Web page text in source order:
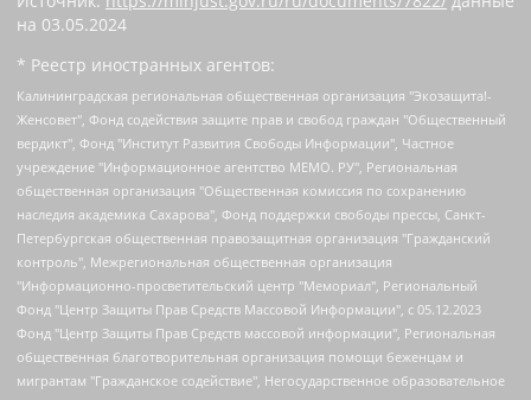
на 03.05.2024
* Реестр иностранных агентов:
Калининградская региональная общественная организация "Экозащита!-Женсовет", Фонд содействия защите прав и свобод граждан "Общественный вердикт", Фонд "Институт Развития Свободы Информации", Частное учреждение "Информационное агентство МЕМО. РУ", Региональная общественная организация "Общественная комиссия по сохранению наследия академика Сахарова", Фонд поддержки свободы прессы, Санкт-Петербургская общественная правозащитная организация "Гражданский контроль", Межрегиональная общественная организация "Информационно-просветительский центр "Мемориал", Региональный Фонд "Центр Защиты Прав Средств Массовой Информации", с 05.12.2023 Фонд "Центр Защиты Прав Средств массовой информации", Региональная общественная благотворительная организация помощи беженцам и мигрантам "Гражданское содействие", Негосударственное образовательное учреждение дополнительного профессионального образования (повышение квалификации) специалистов "АКАДЕМИЯ ПО ПРАВАМ ЧЕЛОВЕКА", Свердловская региональная общественная организация "Сутяжник", Автономная некоммерческая организация "Центр независимых социологических исследований", Союз общественных объединений "Российский исследовательский центр по правам человека", Региональное общественное учреждение научно-информационный центр "МЕМОРИАЛ", Некоммерческая организация "Фонд защиты гласности", Автономная некоммерческая организация "Институт прав человека", Городская общественная организация "Екатеринбургское общество "МЕМОРИАЛ", Городская общественная организация "Рязанское историко-просветительское и правозащитное общество "Мемориал" (Рязанский Мемориал), Челябинский региональный орган общественной самодеятельности – женское общественное объединение "Женщины Евразии", Челябинский региональный орган общественной самодеятельности "Уральская правозащитная группа", Фонд содействия защите здоровья и социальной справедливости имени Андрея Рылькова, Автономная Некоммерческая Организация "Аналитический Центр Юрия Левады", Автономная некоммерческая организация социальной поддержки населения "Проект Апрель", Региональная общественная организация помощи женщинам и детям, находящимся в кризисной ситуации "Информационно-методический центр "Анна", Фонд содействия развитию массовых коммуникаций и правовому просвещению "Так-так-Так", Фонд содействия устойчивому развитию "Серебряная тайга", Свердловский региональный общественный фонд социальных проектов "Новое время", "Idel.Реалии", Кавказ.Реалии, Крым.Реалии, Телеканал Настоящее Время, Татаро-башкирская служба Радио Свобода (Azatliq Radiosi), Радио Свободная Европа/Радио Свобода (PCE/PC), "Сибирь.Реалии", "Фактограф", Благотворительный фонд помощи осужденным и их семьям, Автономная некоммерческая организация "Институт глобализации и социальных движений", Фонд "В защиту прав заключенных", Частное учреждение "Центр поддержки и содействия развитию средств массовой информации", Пензенский региональный общественный благотворительный фонд "Гражданский союз", "Север.Реалии", Некоммерческая организация Фонд "Правовая инициатива", Общество с ограниченной ответственностью "Радио Свободная Европа/Радио Свобода", Чешское информационное агентство "MEDIUM-ORIENT", Красноярская региональная общественная организация "Мы против СПИДа", Камалягин Денис Николаевич, Маркелов Сергей Евгеньевич, Пономарев Лев Александрович, Савицкая Людмила Алексеевна, Автономная некоммерческая организация "Центр по работе с проблемой насилия "НАСИЛИЮ.НЕТ", Межрегиональный профессиональный союз работников здравоохранения "Альянс врачей", Юридическое лицо, зарегистрированное в Латвийской Республике, SIA "Medusa Project" (регистрационный номер 40103797863, дата регистрации 10.06.2014), Некоммерческая организация "Фонд по борьбе с коррупцией", Автономная некоммерческая организация "Институт права и публичной политики", Баданин Роман Сергеевич, Гликин Максим Александрович, Железнова Мария Михайловна, Лукьянова Юлия Сергеевна, Маетная Елизавета Витальевна, Маняхин Петр Борисович, Чуракова Ольга Владимировна, Ярош Юлия Петровна, Юридическое лицо "The Insider SIA", зарегистрированное в Риге, Латвийская Республика (дата регистрации 26.06.2015), являющееся администратором доменного имени интернет-издания "The Insider SIA", https://theins.ru, Постернак Алексей Евгеньевич, Рубин Михаил Аркадьевич, Анин Роман Александрович, Юридическое лицо Istories fonds, зарегистрированное в Латвийской Республике (регистрационный номер 50008295751, дата регистрации 24.02.2020), Великовский Дмитрий Александрович, Долинина Ирина Николаевна, Мароховская Алеся Алексеевна, Шлейнов Роман Юрьевич, Шмагун Олеся Валентиновна, Общество с ограниченной ответственностью "Альтаир 2021", Общество с ограниченной ответственностью "Вега 2021", Общество с ограниченной ответственностью "Главный редактор 2021", Общество с ограниченной ответственностью "Ромашки монолит", Важенков Артем Валерьевич, Ивановская областная общественная организация "Центр гендерных исследований", Гурман Юрий Альбертович, Медиапроект "ОВД-Инфо", Егоров Владимир Владимирович, Жилинский Владимир Александрович, Общество с ограниченной ответственностью "ЗП", Иванова София Юрьевна, Карезина Инна Павловна, Кильтау Екатерина Викторовна, Петров Алексей Викторович, Пискунов Сергей Евгеньевич, Смирнов Сергей Сергеевич, Тихонов Михаил Сергеевич, Общество с ограниченной ответственностью "ЖУРНАЛИСТ-ИНОСТРАННЫЙ АГЕНТ", Арапова Галина Юрьевна, Вольтская Татьяна Анатольевна, Американская компания "Mason G.E.S. Anonymous Foundation" (США), являющаяся владельцем интернет-издания https://mnews.world/, Компания "Stichting Bellingcat", зарегистрированная в Нидерландах (дата регистрации 11.07.2018), Захаров Андрей Вячеславович, Клепиковская Екатерина Дмитриевна, Общество с ограниченной ответственностью "МЕМО", Перл Роман Александрович, Симонов Евгений Алексеевич, Соловьева Елена Анатольевна, Сотников Даниил Владимирович, Сурначева Елизавета Дмитриевна, Автономная некоммерческая организация по защите прав человека и информированию населения "Якутия – Наше Мнение", Общество с ограниченной ответственностью "Москоу диджитал медиа", с 26.01.2023 Общество с ограниченной ответственностью "Чайка Белые сады", Ветошкина Валерия Валерьевна, Заговора Максим Александрович, Межрегиональное общественное движение "Российская ЛГБТ - сеть", Оленичев Максим Владимирович, Павлов Иван Юрьевич, Скворцова Елена Сергеевна, Общество с ограниченной ответственностью "Как бы инагент", Кочетков Игорь Викторович, Общество с ограниченной ответственностью "Честные выборы", Еланчик Олег Александрович, Общество с ограниченной ответственностью "Нобелевский призыв", Гималова Регина Эмилевна, Григорьев Андрей Валерьевич, Григорьева Алина Александровна, Ассоциация по содействию защите прав призывников, альтернативнослужащих и военнослужащих "Правозащитная группа "Гражданин.Армия.Право", Хисамова Регина Фаритовна, Автономная некоммерческая организация по реализации социально-правовых программ "Лилит", Дальневосточное общественное движение "Маяк", Санкт-Петербургская ЛГБТ-инициативная группа "Выход", Инициативная группа ЛГБТ+ "Реверс", Алексеев Андрей Викторович, Бекбулатова Таисия Львовна, Беляев Иван Михайлович, Владыкина Елена Сергеевна, Гельман Марат Александрович, Никульшина Вероника Юрьевна, Толоконникова Надежда Андреевна, Шендерович Виктор Анатольевич, Общество с ограниченной ответственностью "Данное сообщение", Общество с ограниченной ответственностью Издательский дом "Новая глава", Айнбиндер Александра Александровна, Московский комьюнити-центр для ЛГБТ+инициатив, Благотворительный фонд развития филантропии, Deutsche Welle (Германия, Kurt-Schumacher-Strasse 3, 53113 Bonn), Борзунова Мария Михайловна, Воробьев Виктор Викторович, Голубева Анна Львовна, Константинова Алла Михайловна, Малкова Ирина Владимировна, Мурадов Мурад Абдулгалимович, Осетинская Елизавета Николаевна, Понасенков Евгений Николаевич, Ганапольский Матвей Юрьевич, Киселев Евгений Алексеевич, Борухович Ирина Григорьевна, Дремин Иван Тимофеевич, Дубровский Дмитрий Викторович, Красноярская региональная общественная организация поддержки и развития альтернативных образовательных технологий и межкультурных коммуникаций "ИНТЕРРА", Маяковская Екатерина Алексеевна, Фейгин Марк Захарович, Филимонов Андрей Викторович, Дзугкоева Регина Николаевна, Доброхотов Роман Александрович, Дудь Юрий Александрович, Елкин Сергей Владимирович, Кругликов Кирилл Игоревич, Сабунаева Мария Леонидовна, Семенов Алексей Владимирович, Шаинян Карен Багратович, Шульман Екатерина Михайловна, Асафьев Артур Валерьевич, Вахштайн Виктор Семенович, Венедиктов Алексей Алексеевич, Лушникова Екатерина Евгеньевна, Волков Леонид Михайлович, Невзоров Александр Глебович, Пархоменко Сергей Борисович, Сироткин Ярослав Николаевич, Кара-Мурза Владимир Владимирович, Баранова Наталья Владимировна, Гозман Леонид Яковлевич, Кагарлицкий Борис Юльевич, Климарев Михаил Валерьевич, Милов Владимир Станиславович, Автономная некоммерческая организация Краснодарский центр современного искусства "Типография", Моргенштерн Алишер Тагирович, Соболь Любовь Эдуардовна, Общество с ограниченной ответственностью "ЛИЗА НОРМ", Каспаров Гарри Кимович, Ходорковский Михаил Борисович, Общество с ограниченной ответственностью "Апрельские тезисы", Данилович Ирина Брониславовна, Кашин Олег Владимирович, Петров Николай Владимирович, Пивоваров Алексей Владимирович, Соколов Михаил Владимирович, Цветкова Юлия Владимировна, Чичваркин Евгений Александрович, Комитет против пыток/Команда против пыток, Общество с ограниченной ответственностью "Первый научный", Общество с ограниченной ответственностью "Вертолет и ко", Белоцерковская Вероника Борисовна, Кац Максим Евгеньевич, Лазарева Татьяна Юрьевна, Шаведдинов Руслан Табризович, Яшин Илья Валерьевич, Общество с ограниченной ответственностью "Иноагент ААВ", Алешковский Дмитрий Петрович, Альбац Евгения Марковна, Быков Дмитрий Львович, Галямина Юлия Евгеньевна, Лойко Сергей Леонидович, Мартынов Кирилл Константинович, Медведев Сергей Александрович, Крашенинников Федор Геннадиевич, Гордеева Катерина Вл